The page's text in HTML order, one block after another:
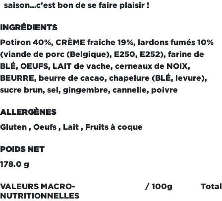
saison…c’est bon de se faire plaisir !
INGRÉDIENTS
Potiron 40%, CRÈME fraiche 19%, lardons fumés 10%
(viande de porc (Belgique), E250, E252), farine de
BLÉ, OEUFS, LAIT de vache, cerneaux de NOIX,
BEURRE, beurre de cacao, chapelure (BLÉ, levure),
sucre brun, sel, gingembre, cannelle, poivre
ALLERGÈNES
Gluten , Oeufs , Lait , Fruits à coque
POIDS NET
178.0 g
VALEURS MACRO-
NUTRITIONNELLES
/ 100g Total